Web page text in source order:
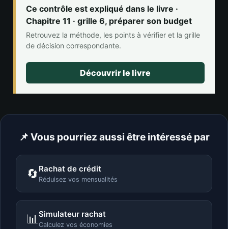
Ce contrôle est expliqué dans le livre ·
Chapitre 11 · grille 6, préparer son budget
Retrouvez la méthode, les points à vérifier et la grille
de décision correspondante.
Découvrir le livre
📌 Vous pourriez aussi être intéressé par
🔄 Rachat de crédit
Réduisez vos mensualités
📊 Simulateur rachat
Calculez vos économies